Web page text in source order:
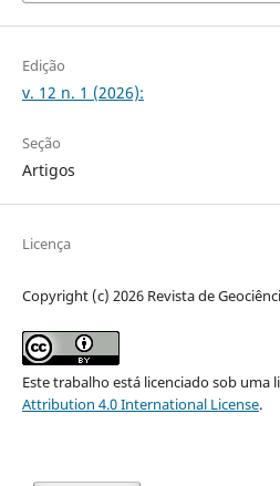
Edição
v. 12 n. 1 (2026):
Seção
Artigos
Licença
Copyright (c) 2026 Revista de
Este trabalho está licenciado sob uma
Attribution 4.0 International License.